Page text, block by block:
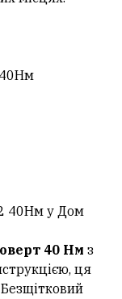
40Нм у Дом
40 Нм з
ця